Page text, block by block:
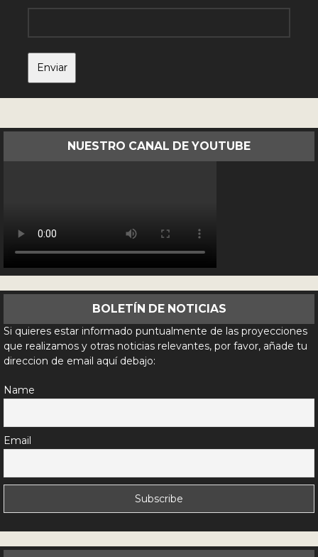
NUESTRO CANAL DE YOUTUBE
BOLETÍN DE NOTICIAS
Si quieres estar informado puntualmente de las proyecciones
que realizamos y otras noticias relevantes, por favor, añade tu
direccion de email aquí debajo:
Name
Email